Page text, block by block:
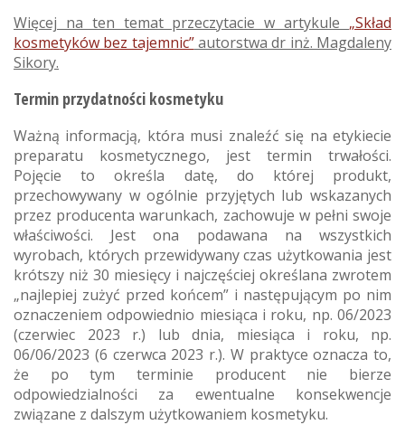
Więcej na ten temat przeczytacie w artykule „Skład
kosmetyków bez tajemnic”autorstwa dr inż. Magdaleny
Sikory.
Termin przydatności kosmetyku
Ważną informacją, która musi znaleźć się na etykiecie
preparatu kosmetycznego, jest termin trwałości.
Pojęcie to określa datę, do której produkt,
przechowywany w ogólnie przyjętych lub wskazanych
przez producenta warunkach, zachowuje w pełni swoje
właściwości. Jest ona podawana na wszystkich
wyrobach, których przewidywany czas użytkowania jest
krótszy niż 30 miesięcy i najczęściej określana zwrotem
„najlepiej zużyć przed końcem” i następującym po nim
oznaczeniem odpowiednio miesiąca i roku, np. 06/2023
(czerwiec 2023 r.) lub dnia, miesiąca i roku, np.
06/06/2023 (6 czerwca 2023 r.). W praktyce oznacza to,
że po tym terminie producent nie bierze
odpowiedzialności za ewentualne konsekwencje
związane z dalszym użytkowaniem kosmetyku.